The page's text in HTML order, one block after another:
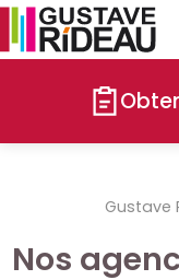
Gustave
Nos